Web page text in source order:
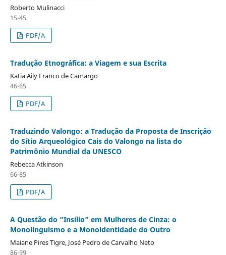
Roberto Mulinacci
15-45
PDF/A
Tradução Etnogr´´afica: a Viagem e sua Escrita
Katia Aily Franco de Camargo
46-65
PDF/A
Traduzindo Valongo: a Tradução da Proposta de Inscrição
do Sítio Arqueológico Cais do Valongo na lista do
Patrimônio Mundial da UNESCO
Rebecca Atkinson
66-85
PDF/A
A Questão do “Insílio” em Mulheres de Cinza: o
Monolinguismo e a Monoidentidade do Outro
Maiane Pires Tigre, José Pedro de Carvalho Neto
86-99